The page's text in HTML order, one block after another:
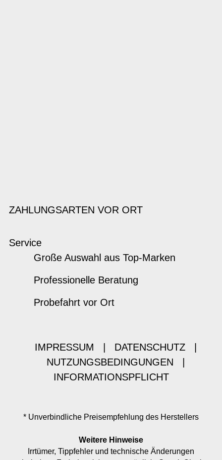
ZAHLUNGSARTEN VOR ORT
Service
Große Auswahl aus Top-Marken
Professionelle Beratung
Probefahrt vor Ort
IMPRESSUM DATENSCHUTZ
NUTZUNGSBEDINGUNGEN
INFORMATIONSPFLICHT
* Unverbindliche Preisempfehlung des Herstellers
Weitere Hinweise
Irrtümer, Tippfehler und technische Änderungen